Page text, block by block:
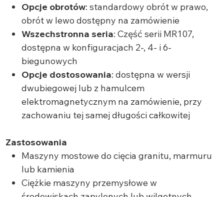
Opcje obrotów: standardowy obrót w prawo,
obrót w lewo dostępny na zamówienie
Wszechstronna seria: Część serii MR107,
dostępna w konfiguracjach 2-, 4- i 6-
biegunowych
Opcje dostosowania: dostępna w wersji
dwubiegowej lub z hamulcem
elektromagnetycznym na zamówienie, przy
zachowaniu tej samej długości całkowitej
Zastosowania
Maszyny mostowe do cięcia granitu, marmuru
lub kamienia
Ciężkie maszyny przemysłowe w